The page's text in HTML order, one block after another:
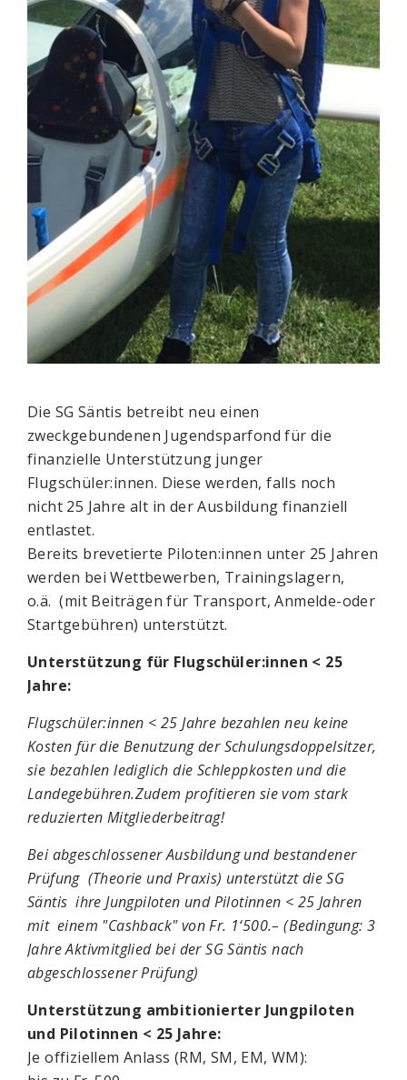
Die SG Säntis betreibt neu einen
zweckgebundenen Jugendsparfond für die
finanzielle Unterstützung junger
Flugschüler:innen. Diese werden, falls noch
nicht 25 Jahre alt in der Ausbildung finanziell
entlastet.
Bereits brevetierte Piloten:innen unter 25 Jahren
werden bei Wettbewerben, Trainingslagern,
o.ä. (mit Beiträgen für Transport, Anmelde-oder
Startgebühren) unterstützt.
Unterstützung für Flugschüler:innen < 25
Jahre:
Flugschüler:innen < 25 Jahre bezahlen neu keine
Kosten für die Benutzung der Schulungsdoppelsitzer,
sie bezahlen lediglich die Schleppkosten und die
Landegebühren.Zudem profitieren sie vom stark
reduzierten Mitgliederbeitrag!
Bei abgeschlossener Ausbildung und bestandener
Prüfung (Theorie und Praxis) unterstützt die SG
Säntis ihre Jungpiloten und Pilotinnen < 25 Jahren
mit einem "Cashback" von Fr. 1‘500.– (Bedingung: 3
Jahre Aktivmitglied bei der SG Säntis nach
abgeschlossener Prüfung)
Unterstützung ambitionierter Jungpiloten
und Pilotinnen < 25 Jahre:
Je offiziellem Anlass (RM, SM, EM, WM):